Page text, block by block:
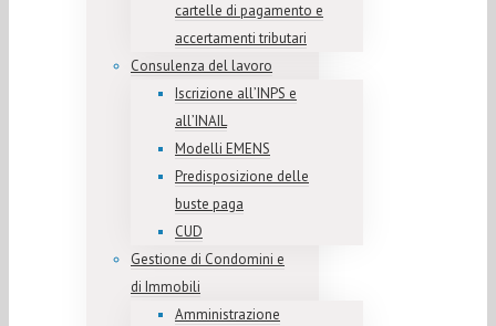
cartelle di pagamento e
accertamenti tributari
Consulenza del lavoro
Iscrizione all’INPS e
all’INAIL
Modelli EMENS
Predisposizione delle
buste paga
CUD
Gestione di Condomini e
di Immobili
Amministrazione